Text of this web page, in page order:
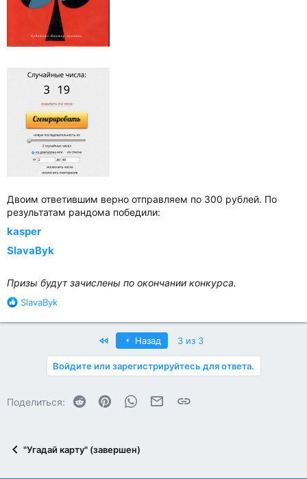
Двоим ответившим верно отправляем по 300 рублей. По
результатам рандома победили:
kasper
SlavaByk
Призы будут зачислены по окончании конкурса.
Р
а
SlavaByk
First Назад 3 из 3
Войдите или зарегистрируйтесь для ответа.
Поделиться: Reddit PinterestWhatsAppЭлектронная почта
Ссылка
"Угадай карту" (завершен)